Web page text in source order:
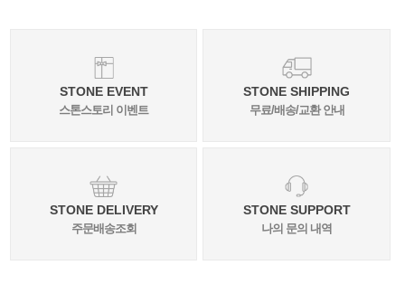
STONE EVENT
스톤스토리 이벤트
STONE SHIPPING
무료/배송/교환 안내
STONE DELIVERY
주문배송조회
STONE SUPPORT
나의 문의 내역